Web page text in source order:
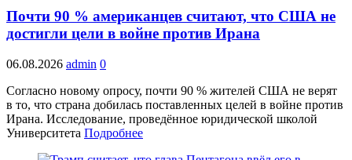
Почти 90 % американцев считают, что США не
достигли цели в войне против Ирана
06.08.2026 admin 0
Согласно новому опросу, почти 90 % жителей США не верят
в то, что страна добилась поставленных целей в войне против
Ирана. Исследование, проведённое юридической школой
Университета Подробнее